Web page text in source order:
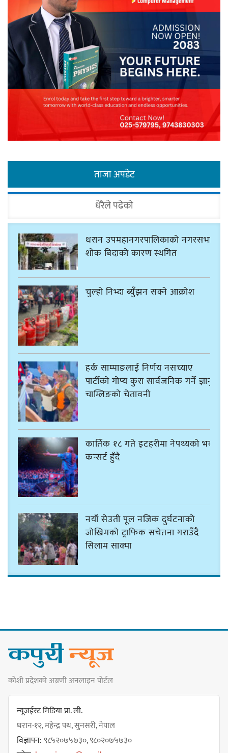
ताजा अपडेट
धेरैले पढेको
धरान उपमहानगरपालिकाको नगरसभा
शोक बिदाको कारण स्थगित
चुल्हो निभ्दा ब्युँझन सक्ने आक्रोश
हर्क साम्पाङलाई निर्णय नसच्याए
पार्टीको गोप्य कुरा सार्वजनिक गर्ने ज्ञानु
चाम्लिङको चेतावनी
कार्तिक १८ गते इटहरीमा नेपथ्यको भव्य
कन्सर्ट हुँदै
नयाँ सेउती पूल नजिक दुर्घटनाको
जोखिमको ट्राफिक सचेतना गराउँदै
सिलाम साक्मा
नेपाली काँग्रेस सभापति गगन थापालाई
एकताबद्ध सिङ्गो काँग्रेस निर्माण गर्न
सुनसरीका कार्यकर्ताको आग्रह
मेजर श्रवणकुमार लिम्बू स्मृति
कोशी प्रदेशको अग्रणी अनलाइन पोर्टल
न्यूजईस्ट मिडिया प्रा. ली.
धरान-१२, महेन्द्र पथ, सुनसरी, नेपाल
विज्ञापन:९८५२०७५७३०, ९८०२०७५७३०